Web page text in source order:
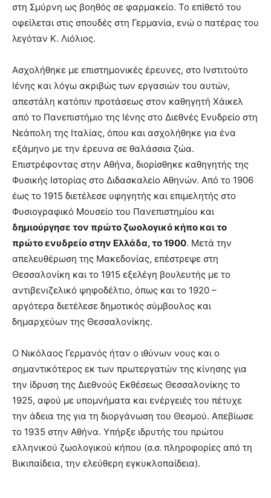
στη Σμύρνη ως βοηθός σε φαρμακείο. Το επίθετό του
οφείλεται στις σπουδές στη Γερμανία, ενώ ο πατέρας του
λεγόταν K. Λιόλιος.
Ασχολήθηκε με επιστημονικές έρευνες, στο Ινστιτούτο
Ιένης και λόγω ακριβώς των εργασιών του αυτών,
απεστάλη κατόπιν προτάσεως στον καθηγητή Χάικελ
από το Πανεπιστήμιο της Ιένης στο Διεθνές Ενυδρείο στη
Νεάπολη της Ιταλίας, όπου και ασχολήθηκε για ένα
εξάμηνο με την έρευνα σε θαλάσσια ζώα.
Επιστρέφοντας στην Αθήνα, διορίσθηκε καθηγητής της
Φυσικής Ιστορίας στο Διδασκαλείο Αθηνών. Από το 1906
έως το 1915 διετέλεσε υφηγητής και επιμελητής στο
Φυσιογραφικό Μουσείο του Πανεπιστημίου και
δημιούργησε τον πρώτο ζωολογικό κήπο και το
πρώτο ενυδρείο στην Ελλάδα, το 1900. Μετά την
απελευθέρωση της Μακεδονίας, επέστρεψε στη
Θεσσαλονίκη και το 1915 εξελέγη βουλευτής με το
αντιβενιζελικό ψηφοδέλτιο, όπως και το 1920 –
αργότερα διετέλεσε δημοτικός σύμβουλος και
δημαρχεύων της Θεσσαλονίκης.
Ο Νικόλαος Γερμανός ήταν ο ιθύνων νους και ο
σημαντικότερος εκ των πρωτεργατών της κίνησης για
την ίδρυση της Διεθνούς Εκθέσεως Θεσσαλονίκης το
1925, αφού με υπομνήματα και ενέργειές του πέτυχε
την άδεια της για τη διοργάνωση του Θεσμού. Απεβίωσε
το 1935 στην Αθήνα. Υπήρξε ιδρυτής του πρώτου
ελληνικού ζωολογικού κήπου (σ.σ. πληροφορίες από τη
Βικιπαίδεια, την ελεύθερη εγκυκλοπαίδεια).